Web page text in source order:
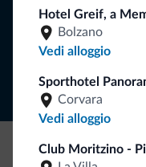
Hotel Greif, a
Bolzano
Vedi alloggio
Sporthotel
Corvara
Vedi alloggio
Club Moritzino -